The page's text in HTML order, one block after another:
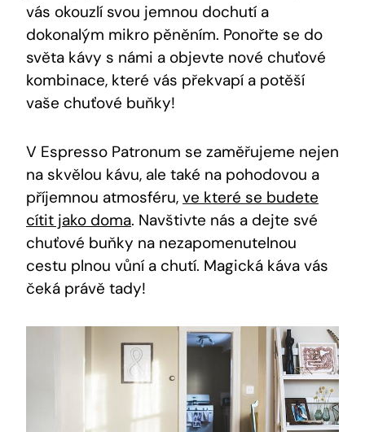
vás okouzlí svou jemnou dochutí a
dokonalým mikro pěněním. Ponořte se do
světa kávy s námi a objevte nové chuťové
kombinace, které vás překvapí a potěší
vaše chuťové buňky!
V Espresso Patronum se zaměřujeme nejen
na skvělou kávu, ale také na pohodovou a
příjemnou atmosféru, ve které se budete
cítit jako doma. Navštivte nás a dejte své
chuťové buňky na nezapomenutelnou
cestu plnou vůní a chutí. Magická káva vás
čeká právě tady!